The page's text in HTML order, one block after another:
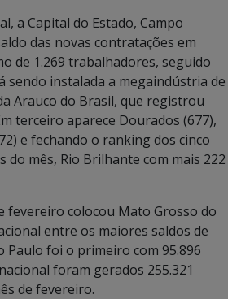
a Capital do Estado, Campo
das novas contratações em
de 1.269 trabalhadores, seguido
sendo instalada a megaindústria de
Arauco do Brasil, que registrou
terceiro aparece Dourados (677),
e fechando o ranking dos cinco
do mês, Rio Brilhante com mais 222
fevereiro colocou Mato Grosso do
entre os maiores saldos de
Paulo foi o primeiro com 95.896
foram gerados 255.321
de fevereiro.